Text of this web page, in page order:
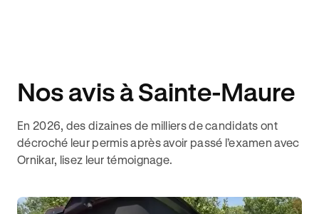
Nos avis à Sainte-Maure
En 2026, des dizaines de milliers de candidats ont
décroché leur permis après avoir passé l’examen avec
Ornikar, lisez leur témoignage.